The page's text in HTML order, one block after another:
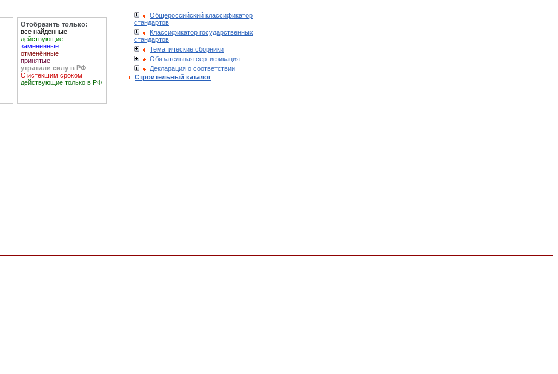
Отобразить только:
все найденные
действующие
заменённые
отменённые
принятые
утратили силу в РФ
С истекшим сроком
действующие только в РФ
Общероссийский классификатор
стандартов
Классификатор государственных
стандартов
Тематические сборники
Обязательная сертификация
Декларация о соответствии
Строительный каталог